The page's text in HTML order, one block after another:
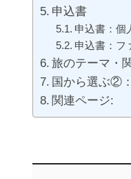
申込書
申込書：個
申込書：フ
旅のテーマ・
国から選ぶ②
関連ページ: